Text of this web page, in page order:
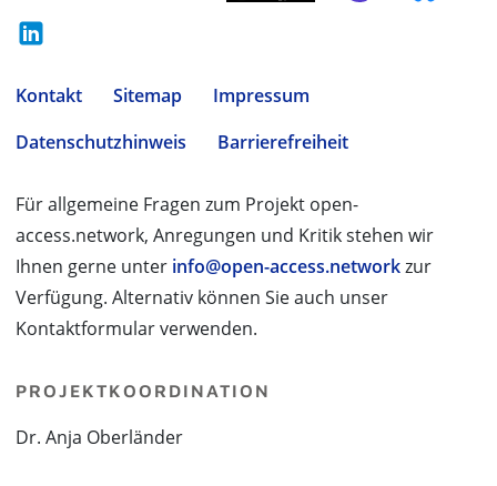
Kontakt Sitemap
Impressum
Datenschutzhinweis
Barrierefreiheit
Für allgemeine Fragen zum Projekt open-
access.network, Anregungen und Kritik stehen wir
Ihnen gerne unter info@open-access.networkzur
Verfügung. Alternativ können Sie auch unser
Kontaktformular verwenden.
PROJEKTKOORDINATION
Dr. Anja Oberländer